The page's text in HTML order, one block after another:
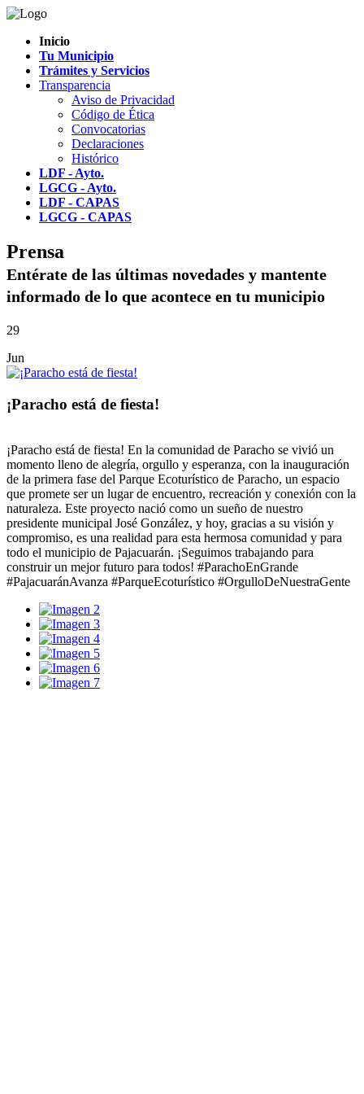
Inicio
Tu Municipio
Trámites y Servicios
Transparencia
Aviso de Privacidad
Código de Ética
Convocatorias
Declaraciones
Histórico
LDF - Ayto.
LGCG - Ayto.
LDF - CAPAS
LGCG - CAPAS
Prensa
Entérate de las últimas novedades y mantente
informado de lo que acontece en tu municipio
29
Jun
¡Paracho está de fiesta!
¡Paracho está de fiesta! En la comunidad de Paracho se vivió un
momento lleno de alegría, orgullo y esperanza, con la inauguración
de la primera fase del Parque Ecoturístico de Paracho, un espacio
que promete ser un lugar de encuentro, recreación y conexión con la
naturaleza. Este proyecto nació como un sueño de nuestro
presidente municipal José González, y hoy, gracias a su visión y
compromiso, es una realidad para esta hermosa comunidad y para
todo el municipio de Pajacuarán. ¡Seguimos trabajando para
construir un mejor futuro para todos! #ParachoEnGrande
#PajacuaránAvanza #ParqueEcoturístico #OrgulloDeNuestraGente